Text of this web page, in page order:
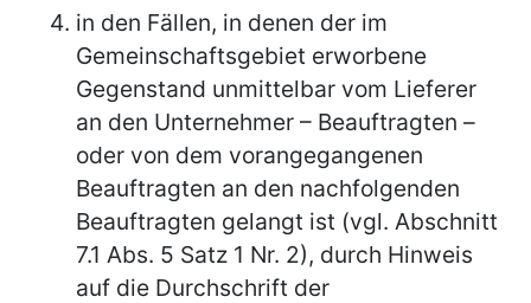
in den Fällen, in denen der im
Gemeinschaftsgebiet erworbene
Gegenstand unmittelbar vom Lieferer
an den Unternehmer – Beauftragten –
oder von dem vorangegangenen
Beauftragten an den nachfolgenden
Beauftragten gelangt ist (vgl. Abschnitt
7.1 Abs. 5 Satz 1 Nr. 2), durch Hinweis
auf die Durchschrift der